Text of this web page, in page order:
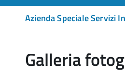
Azienda Speciale Servizi
Galleria